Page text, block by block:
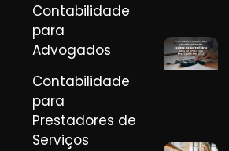
Contabilidade
para
Advogados
Contabilidade
para
Prestadores de
Serviços